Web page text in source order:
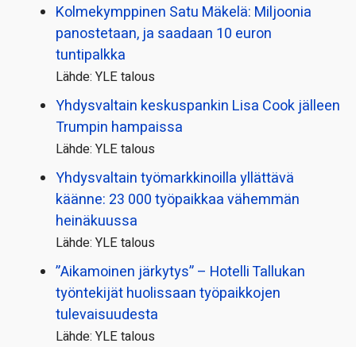
Kolmekymppinen Satu Mäkelä: Miljoonia
panostetaan, ja saadaan 10 euron
tuntipalkka
Lähde: YLE talous
Yhdysvaltain keskuspankin Lisa Cook jälleen
Trumpin hampaissa
Lähde: YLE talous
Yhdysvaltain työmarkkinoilla yllättävä
käänne: 23 000 työpaikkaa vähemmän
heinäkuussa
Lähde: YLE talous
”Aikamoinen järkytys” – Hotelli Tallukan
työntekijät huolissaan työpaikkojen
tulevaisuudesta
Lähde: YLE talous